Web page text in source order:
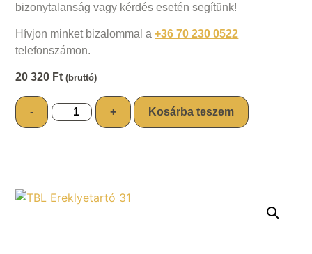
bizonytalanság vagy kérdés esetén segítünk!
Hívjon minket bizalommal a+36 70 230 0522
telefonszámon.
20 320 Ft (bruttó)
- + Kosárba teszem